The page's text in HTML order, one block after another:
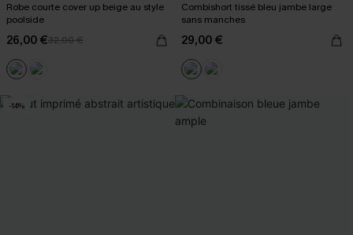
Robe courte cover up beige au style
poolside
26,00 €32,00 €
Combishort tissé bleu jambe large
sans manches
29,00 €
-14%